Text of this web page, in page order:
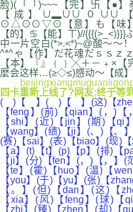
脸)(「「)~~~【完】卐【●
【成】∪▂∪∪０∪∪【
⊙△⊙⊙▽⊙【意】も【味】
【的】♋【能】ㄒ)//
中一片空白(*>.<*)~@酸～～
^*^ゃ【作】だ花魂だｓｓｚ
【本】『』﹛﹜╳＋－﹢×【
麼会这样…(≥◇≤)感动～【成
四卡重新上线了?网友:终于等
( )【 】( )【 】(这)【zhe】
【feng】(前)【qian】(，)
【shi】(近)【jin】(期)【qi
【wang】(绩)【ji】(、)【、
(赛)【sai】(表)【biao】(现)
【a】(t)【t】(p)【p】(排)【
【ji】(分)【fen】(，)【，】(
【te】(霍)【huo】(温)【
【you】(于)【yu】(张)【
【。】(但)【dan】(这)【
【xia】(风)【feng】(球)【
【zhi】(臻)【zhen】(却)【